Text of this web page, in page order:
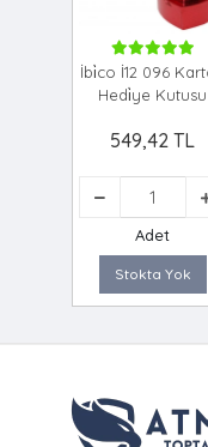
İbi̇co İ12 096
Hedi̇ye Kutusu
549,42 TL
Adet
Stokta Yok